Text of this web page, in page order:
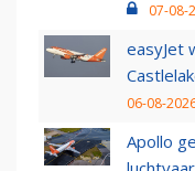
07-08-
easyJet
06-08-
Apollo